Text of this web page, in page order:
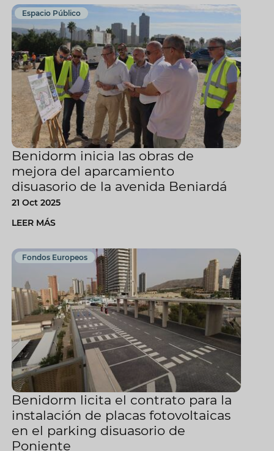
Espacio Público
Benidorm inicia las obras de
mejora del aparcamiento
disuasorio de la avenida Beniardá
21 Oct 2025
LEER MÁS
Fondos Europeos
Benidorm licita el contrato para la
instalación de placas fotovoltaicas
en el parking disuasorio de
Poniente